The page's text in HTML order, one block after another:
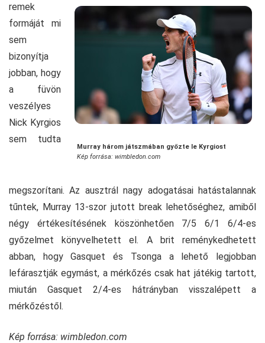
Murray három játszmában győzte le Kyrgiost
Kép forrása: wimbledon.com
remek
formáját mi
sem
bizonyítja
jobban, hogy
a füvön
veszélyes
Nick Kyrgios
sem tudta
megszorítani. Az ausztrál nagy adogatásai hatástalannak
tűntek, Murray 13-szor jutott break lehetőséghez, amiből
négy értékesítésének köszönhetően 7/5 6/1 6/4-es
győzelmet könyvelhetett el. A brit reménykedhetett
abban, hogy Gasquet és Tsonga a lehető legjobban
lefárasztják egymást, a mérkőzés csak hat játékig tartott,
miután Gasquet 2/4-es hátrányban visszalépett a
mérkőzéstől.
Kép forrása: wimbledon.com